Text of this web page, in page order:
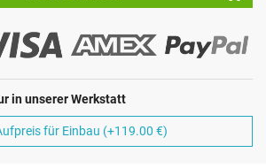
in unserer Werkstatt
für Einbau (+119.00 €)